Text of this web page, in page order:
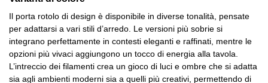
Il porta rotolo di design è disponibile in diverse tonalità, pensate
per adattarsi a vari stili d’arredo. Le versioni più sobrie si
integrano perfettamente in contesti eleganti e raffinati, mentre le
opzioni più vivaci aggiungono un tocco di energia alla tavola.
L’intreccio dei filamenti crea un gioco di luci e ombre che si adatta
sia agli ambienti moderni sia a quelli più creativi, permettendo di